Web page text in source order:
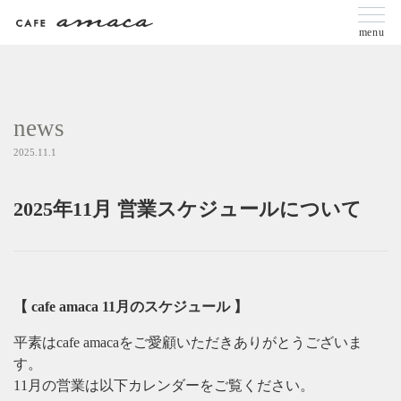
menu
news
2025.11.1
2025年11月 営業スケジュールについて
【 cafe amaca 11月のスケジュール 】
平素はcafe amacaをご愛顧いただきありがとうございま
す。
11月の営業は以下カレンダーをご覧ください。